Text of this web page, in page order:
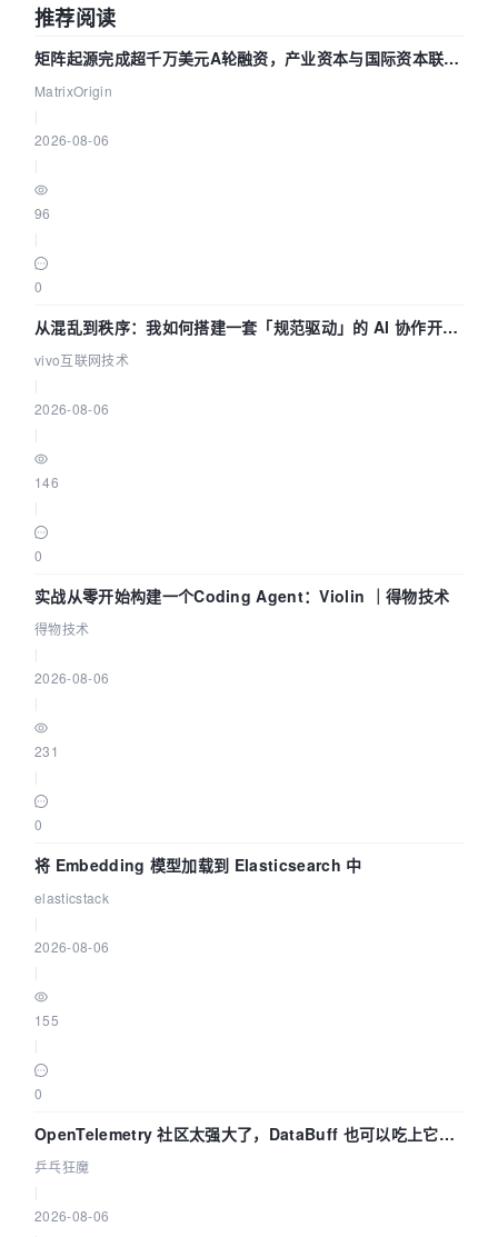
推荐阅读
矩阵起源完成超千万美元A轮融资，产业资本与国际资本联手
押注企业级AI基础设施赛道
MatrixOrigin
2026-08-06
96
0
从混乱到秩序：我如何搭建一套「规范驱动」的 AI 协作开发
体系
vivo互联网技术
2026-08-06
146
0
实战从零开始构建一个Coding Agent：Violin ｜得物技术
得物技术
2026-08-06
231
0
将 Embedding 模型加载到 Elasticsearch 中
elasticstack
2026-08-06
155
0
OpenTelemetry 社区太强大了，DataBuff 也可以吃上它的
eBPF 链路了
乒乓狂魔
2026-08-06